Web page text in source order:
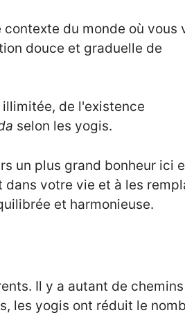
du monde où vous
douce et graduelle de
de l'existence
selon les yogis.
un plus grand bonheur ici
votre vie et à les
et harmonieuse.
Il y a autant de chemins
les yogis ont réduit le